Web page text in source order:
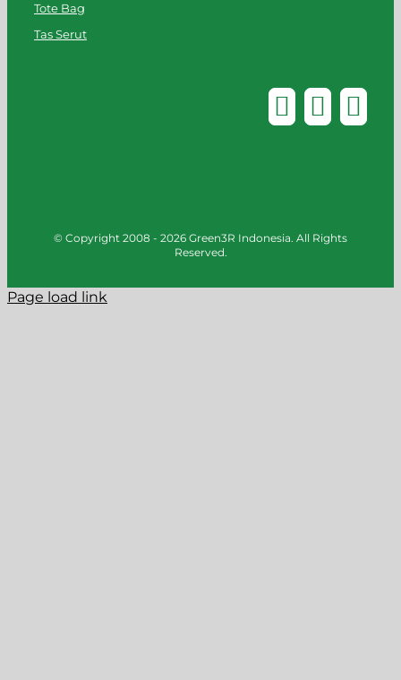
Tote Bag
Tas Serut
© Copyright 2008 - 2026 Green3R Indonesia. All Rights
Reserved.
Page load link